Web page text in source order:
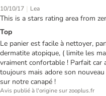
10/10/17 | Lea
This is a stars rating area from
Top
Le panier est facile à nettoyer,
dermatite atopique, ( limite les
vraiment confortable ! Parfait car
toujours mais adore son
sur notre canapé !
Avis publié à l'origine sur zooplus.fr